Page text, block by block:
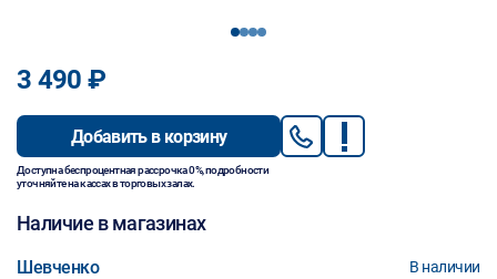
1234
3 490 ₽
Добавить в корзину
Доступна беспроцентная рассрочка 0%, подробности
уточняйте на кассах в торговых залах.
Наличие в магазинах
Шевченко В наличии